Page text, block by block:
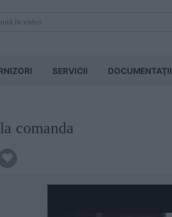
SERVICII DOCUMENTAŢII
comanda